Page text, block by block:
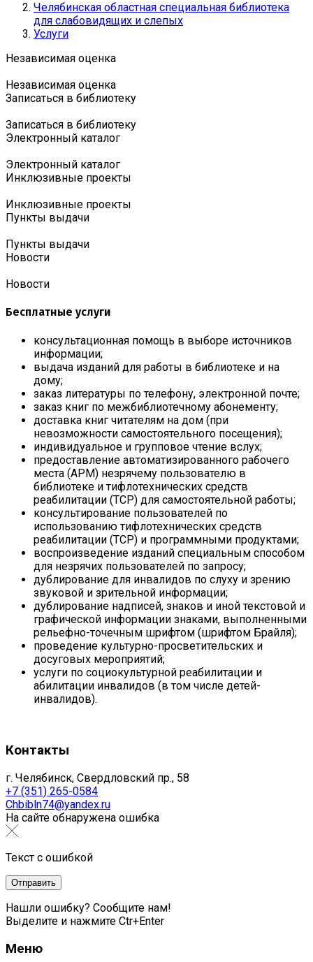
Челябинская областная специальная библиотека
для слабовидящих и слепых
Услуги
Независимая оценка
Независимая оценка
Записаться в библиотеку
Записаться в библиотеку
Электронный каталог
Электронный каталог
Инклюзивные проекты
Инклюзивные проекты
Пункты выдачи
Пункты выдачи
Новости
Новости
Бесплатные услуги
консультационная помощь в выборе источников
информации;
выдача изданий для работы в библиотеке и на
дому;
заказ литературы по телефону, электронной почте;
заказ книг по межбиблиотечному абонементу;
доставка книг читателям на дом (при
невозможности самостоятельного посещения);
индивидуальное и групповое чтение вслух;
предоставление автоматизированного рабочего
места (АРМ) незрячему пользователю в
библиотеке и тифлотехнических средств
реабилитации (ТСР) для самостоятельной работы;
консультирование пользователей по
использованию тифлотехнических средств
реабилитации (ТСР) и программными продуктами;
воспроизведение изданий специальным способом
для незрячих пользователей по запросу;
дублирование для инвалидов по слуху и зрению
звуковой и зрительной информации;
дублирование надписей, знаков и иной текстовой и
графической информации знаками, выполненными
рельефно-точечным шрифтом (шрифтом Брайля);
проведение культурно-просветительских и
досуговых мероприятий;
услуги по социокультурной реабилитации и
абилитации инвалидов (в том числе детей-
инвалидов).
Контакты
г. Челябинск, Свердловский пр., 58
+7 (351) 265-0584
Chbibln74@yandex.ru
На сайте обнаружена ошибка
Текст с ошибкой
Нашли ошибку? Сообщите нам!
Выделите и нажмите Ctr+Enter
Меню